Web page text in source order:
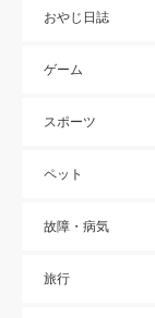
おやじ日誌
ゲーム
スポーツ
ペット
故障・病気
旅行